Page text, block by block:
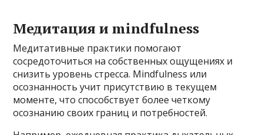
Медитация и mindfulness
Медитативные практики помогают
сосредоточиться на собственных ощущениях и
снизить уровень стресса. Mindfulness или
осознанность учит присутствию в текущем
моменте, что способствует более четкому
осознанию своих границ и потребностей.